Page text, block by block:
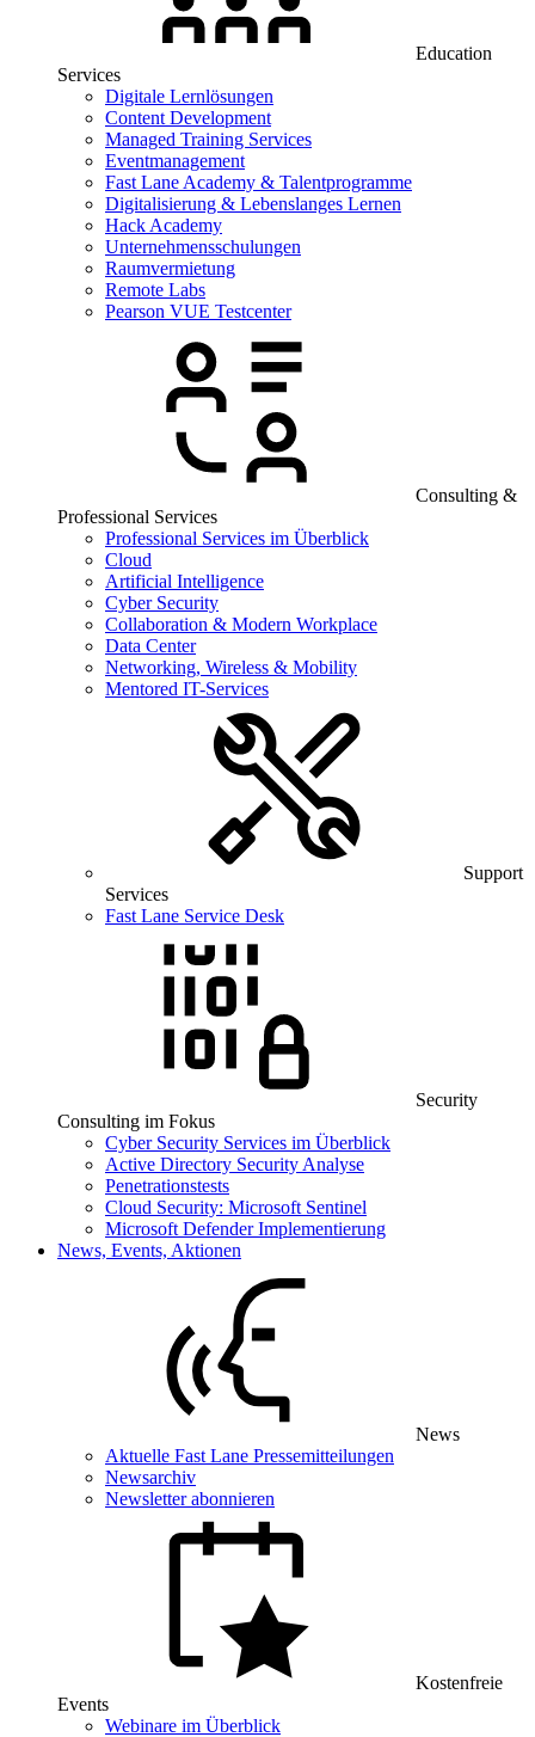
Education
Services
Digitale Lernlösungen
Content Development
Managed Training Services
Eventmanagement
Fast Lane Academy & Talentprogramme
Digitalisierung & Lebenslanges Lernen
Hack Academy
Unternehmensschulungen
Raumvermietung
Remote Labs
Pearson VUE Testcenter
Consulting &
Professional Services
Professional Services im Überblick
Cloud
Artificial Intelligence
Cyber Security
Collaboration & Modern Workplace
Data Center
Networking, Wireless & Mobility
Mentored IT-Services
Support
Services
Fast Lane Service Desk
Security
Consulting im Fokus
Cyber Security Services im Überblick
Active Directory Security Analyse
Penetrationstests
Cloud Security: Microsoft Sentinel
Microsoft Defender Implementierung
News, Events, Aktionen
News
Aktuelle Fast Lane Pressemitteilungen
Newsarchiv
Newsletter abonnieren
Kostenfreie
Events
Webinare im Überblick